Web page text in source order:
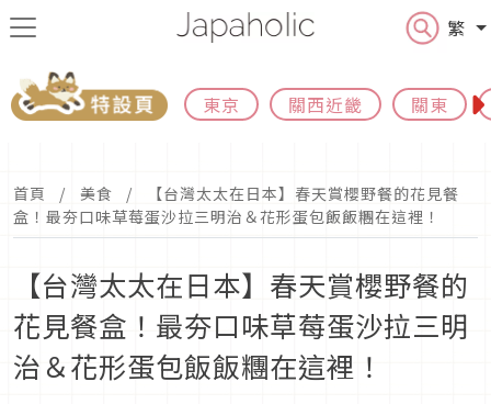
繁
東京 關西近畿 關東
首頁 美食
【台灣太太在日本】春天賞櫻野餐的花見餐
盒！最夯口味草莓蛋沙拉三明治＆花形蛋包飯飯糰在這裡！
【台灣太太在日本】春天賞櫻野餐的
花見餐盒！最夯口味草莓蛋沙拉三明
治＆花形蛋包飯飯糰在這裡！